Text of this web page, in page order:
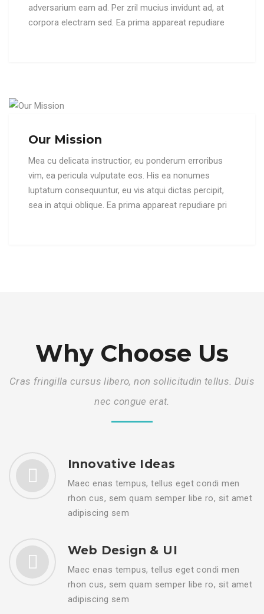
adversarium eam ad. Per zril mucius invidunt ad, at
corpora electram sed. Ea prima appareat repudiare
Our Mission
Mea cu delicata instructior, eu ponderum erroribus
vim, ea pericula vulputate eos. His ea nonumes
luptatum consequuntur, eu vis atqui dictas percipit,
sea in atqui oblique. Ea prima appareat repudiare pri
Why Choose Us
Cras fringilla cursus libero, non sollicitudin tellus. Duis
nec congue erat.
Innovative Ideas
Maec enas tempus, tellus eget condi men
rhon cus, sem quam semper libe ro, sit amet
adipiscing sem
Web Design & UI
Maec enas tempus, tellus eget condi men
rhon cus, sem quam semper libe ro, sit amet
adipiscing sem